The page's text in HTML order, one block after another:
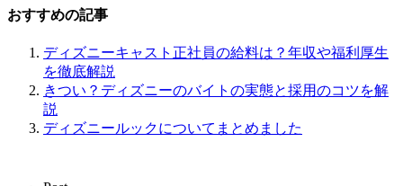
おすすめの記事
ディズニーキャスト正社員の給料は？年収や福利厚生
を徹底解説
きつい？ディズニーのバイトの実態と採用のコツを解
説
ディズニールックについてまとめました